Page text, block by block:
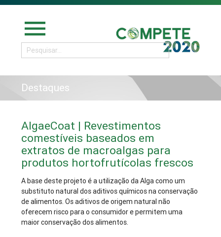
menu
Destaques
AlgaeCoat | Revestimentos
comestíveis baseados em
extratos de macroalgas para
produtos hortofrutícolas frescos
A base deste projeto é a utilização da Alga como um
substituto natural dos aditivos químicos na conservação
de alimentos. Os aditivos de origem natural não
oferecem risco para o consumidor e permitem uma
maior conservação dos alimentos.